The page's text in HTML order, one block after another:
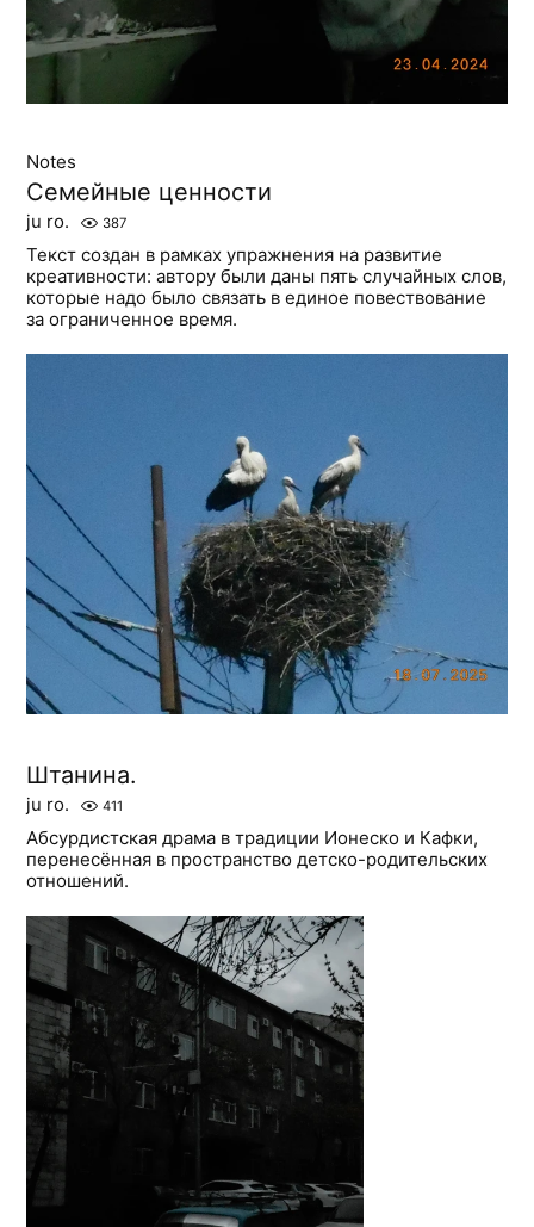
Notes
Семейные ценности
ju ro. 387
Текст создан в рамках упражнения на развитие
креативности: автору были даны пять случайных слов,
которые надо было связать в единое повествование
за ограниченное время.
Штанина.
ju ro. 411
Абсурдистская драма в традиции Ионеско и Кафки,
перенесённая в пространство детско-родительских
отношений.